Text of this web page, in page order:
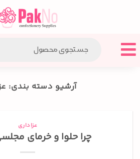
آرشیو دسته بندی:
عزاداری
چرا حلوا و خرمای